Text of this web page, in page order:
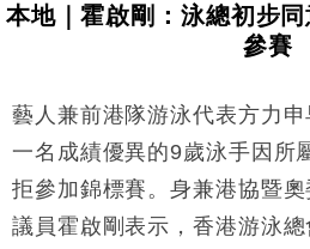
11:12
國際｜特朗普料美伊戰事
司
18:31
財經｜華僑銀行上半年淨
及消費表現
本地｜霍啟剛：泳總初步
參賽
藝人兼前港隊游泳代表方力
一名成績優異的9歲泳手因所
拒參加錦標賽。身兼港協暨
議員霍啟剛表示，香港游泳